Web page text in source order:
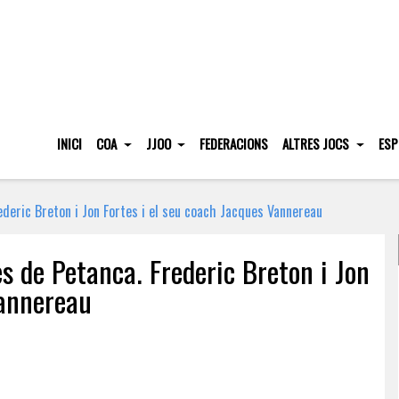
INICI COA JJOO FEDERACIONS ALTRES JOCS
Breton i Jon Fortes i el seu coach Jacques Vannereau
Petanca. Frederic Breton i Jon